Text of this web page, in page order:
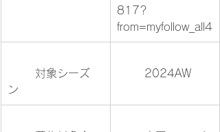
817?
from=myfollow_all4